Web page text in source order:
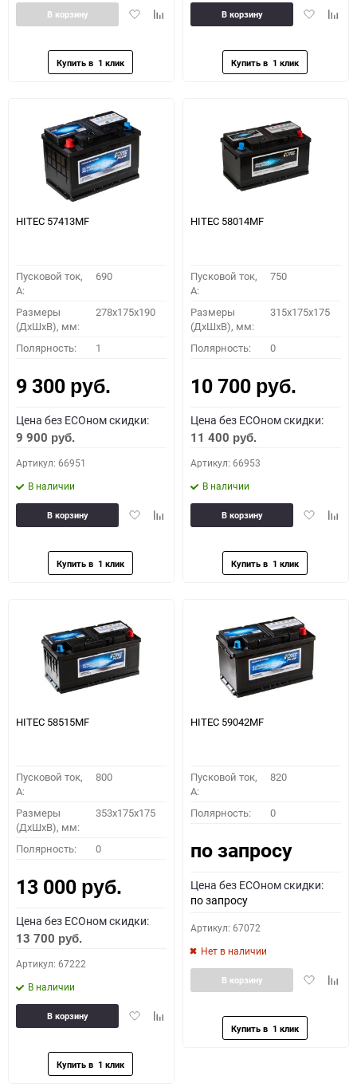
ДобавитьДобавить
В корзину
Добавить
В корзину
HITEC 57413MF
Пусковой ток,
A:
690
Размеры
(ДхШхВ), мм:
278x175x190
Полярность: 1
9 300 руб.
Цена без ECOном скидки:
9 900 руб.
Артикул: 66951
В наличии
ДобавитьДобавить
В корзину
HITEC 58014MF
Пусковой ток,
A:
750
Размеры
(ДхШхВ), мм:
315x175x175
Полярность: 0
10 700 руб.
Цена без ECOном скидки:
11 400 руб.
Артикул: 66953
В наличии
Добавить
В корзину
HITEC 58515MF
Пусковой ток,
A:
800
Размеры
(ДхШхВ), мм:
353x175x175
Полярность: 0
13 000 руб.
Цена без ECOном скидки:
13 700 руб.
Артикул: 67222
В наличии
ДобавитьДобавить
В корзину
HITEC 59042MF
Пусковой ток,
A:
820
Полярность: 0
по запросу
Цена без ECOном скидки:
по запросу
Артикул: 67072
Нет в наличии
Добавить
В корзину